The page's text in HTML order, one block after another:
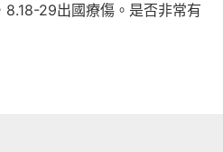
29出國療傷。是否非常有